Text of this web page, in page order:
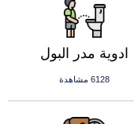
ادوية مدر البول
6128 مشاهدة